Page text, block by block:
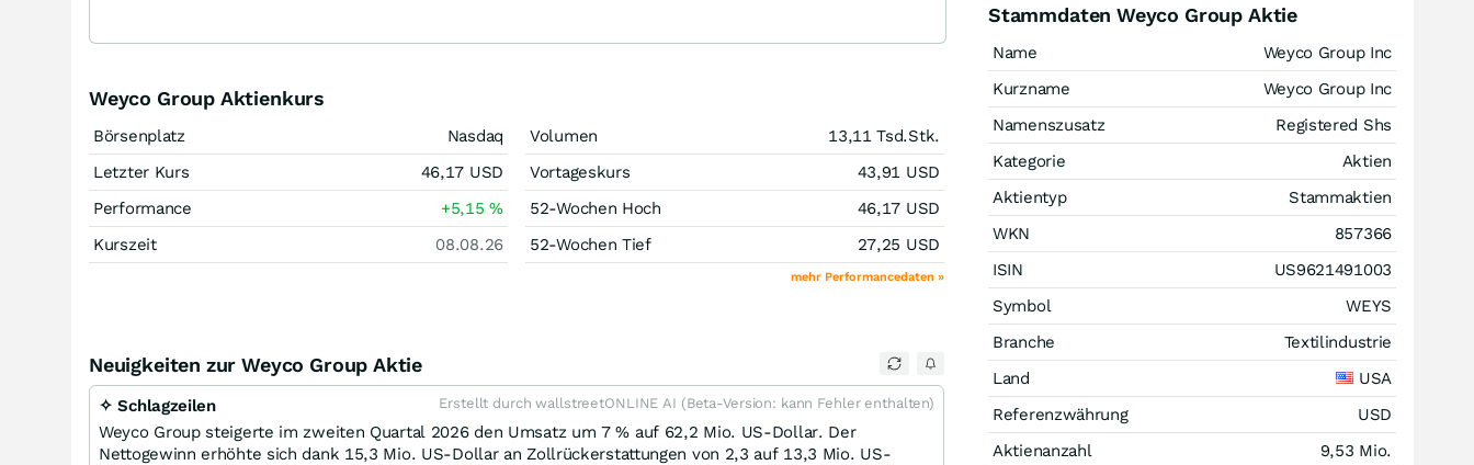
Weyco Group Aktienkurs
Börsenplatz
Nasdaq
Letzter Kurs
46,17 USD
Performance
+5,15%
Kurszeit
08.08.26
Volumen 13,11 Tsd.Stk.
Vortageskurs
43,91 USD
52-Wochen Hoch
46,17 USD
52-Wochen Tief
27,25 USD
mehr Performancedaten »
Neuigkeiten zur Weyco Group Aktie
✧ Schlagzeilen Erstellt durch wallstreetONLINE AI (Beta-Version: kann Fehler enthalten)
Weyco Group steigerte im zweiten Quartal 2026 den Umsatz um 7 % auf 62,2 Mio. US-Dollar. Der
Nettogewinn erhöhte sich dank 15,3 Mio. US-Dollar an Zollrückerstattungen von 2,3 auf 13,3 Mio. US-
Stammdaten Weyco Group Aktie
Name
Weyco Group Inc
Kurzname
Weyco Group Inc
Namenszusatz
Registered Shs
Kategorie
Aktien
Aktientyp
Stammaktien
WKN
857366
ISIN
US9621491003
Symbol
WEYS
Branche
Textilindustrie
Land
USA
Referenzwährung
USD
Aktienanzahl
9,53 Mio.